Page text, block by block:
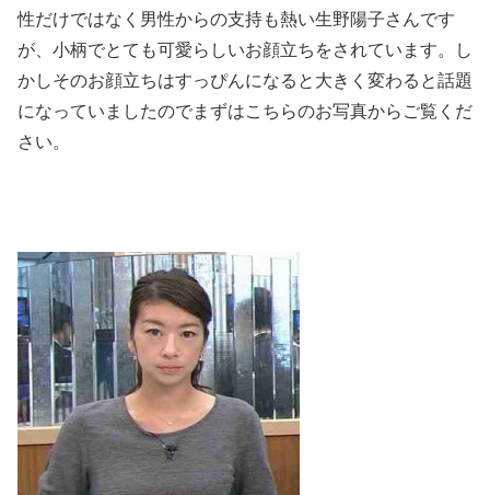
性だけではなく男性からの支持も熱い生野陽子さんです
が、小柄でとても可愛らしいお顔立ちをされています。し
かしそのお顔立ちはすっぴんになると大きく変わると話題
になっていましたのでまずはこちらのお写真からご覧くだ
さい。